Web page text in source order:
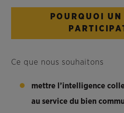
POURQUOI
Ce que nous souhaitons
mettre l’intelligence
au service du bien